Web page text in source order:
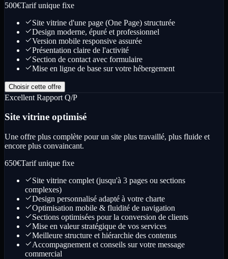
500€Tarif unique fixe
Site vitrine d'une page (One Page) structurée
Design moderne, épuré et professionnel
Version mobile responsive assurée
Présentation claire de l'activité
Section de contact avec formulaire
Mise en ligne de base sur votre hébergement
Choisir cette offre
Excellent Rapport Q/P
Site vitrine optimisé
Une offre plus complète pour un site plus travaillé, plus fluide et
encore plus convaincant.
650€Tarif unique fixe
Site vitrine complet (jusqu'à 3 pages ou sections
complexes)
Design personnalisé adapté à votre charte
Optimisation mobile & fluidité de navigation
Sections optimisées pour la conversion de clients
Mise en valeur stratégique de vos services
Meilleure structure et hiérarchie des contenus
Accompagnement et conseils sur votre message
commercial